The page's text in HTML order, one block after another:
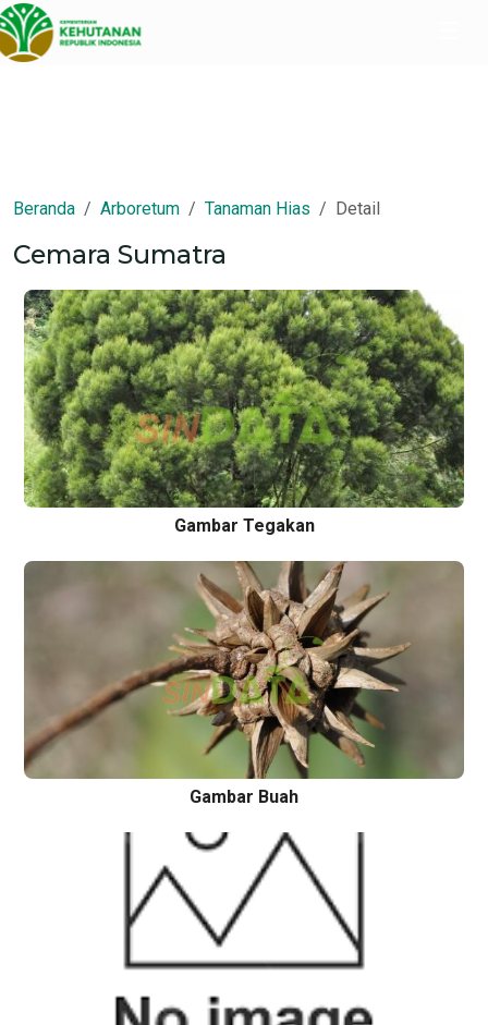
Beranda Arboretum Tanaman Hias Detail
Cemara Sumatra
Gambar Tegakan
Gambar Buah